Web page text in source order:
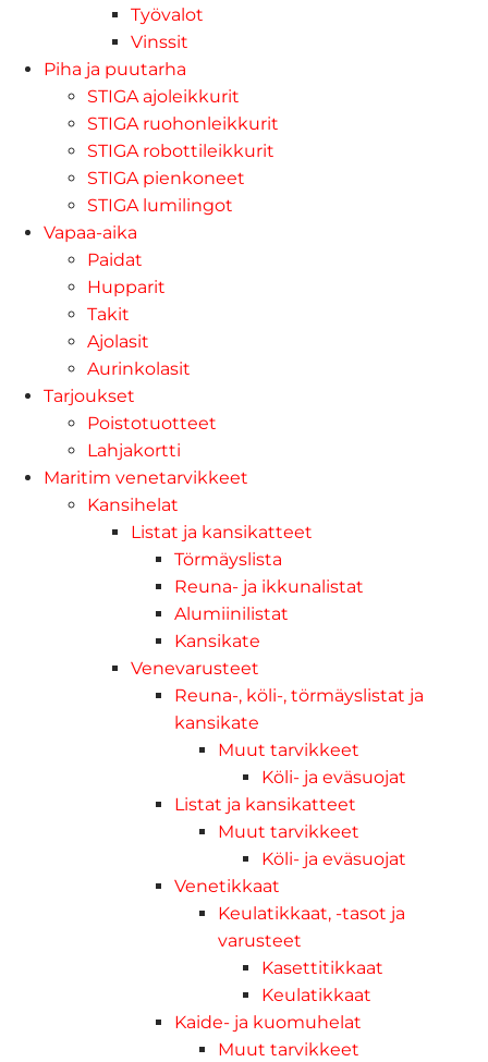
Työvalot
Vinssit
Piha ja puutarha
STIGA ajoleikkurit
STIGA ruohonleikkurit
STIGA robottileikkurit
STIGA pienkoneet
STIGA lumilingot
Vapaa-aika
Paidat
Hupparit
Takit
Ajolasit
Aurinkolasit
Tarjoukset
Poistotuotteet
Lahjakortti
Maritim venetarvikkeet
Kansihelat
Listat ja kansikatteet
Törmäyslista
Reuna- ja ikkunalistat
Alumiinilistat
Kansikate
Venevarusteet
Reuna-, köli-, törmäyslistat ja
kansikate
Muut tarvikkeet
Köli- ja eväsuojat
Listat ja kansikatteet
Muut tarvikkeet
Köli- ja eväsuojat
Venetikkaat
Keulatikkaat, -tasot ja
varusteet
Kasettitikkaat
Keulatikkaat
Kaide- ja kuomuhelat
Muut tarvikkeet